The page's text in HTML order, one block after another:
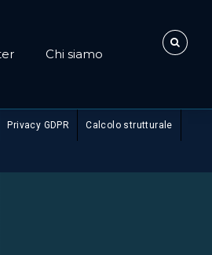
Chi siamo
Privacy GDPR Calcolo strutturale